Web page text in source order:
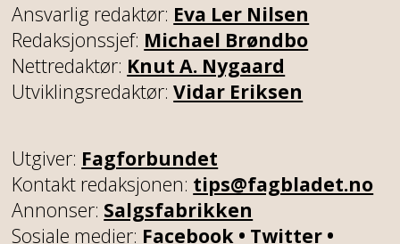
Ansvarlig redaktør: Eva Ler Nilsen
Redaksjonssjef: Michael Brøndbo
Nettredaktør: Knut A. Nygaard
Utviklingsredaktør:Vidar Eriksen
Utgiver: Fagforbundet
Kontakt redaksjonen: tips@fagbladet.no
Annonser: Salgsfabrikken
Sosiale medier: Facebook • Twitter •